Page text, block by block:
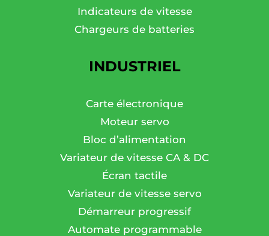
Indicateurs de vitesse
Chargeurs de batteries
INDUSTRIEL
Carte électronique
Moteur servo
Bloc d’alimentation
Variateur de vitesse CA & DC
Écran tactile
Variateur de vitesse servo
Démarreur progressif
Automate programmable